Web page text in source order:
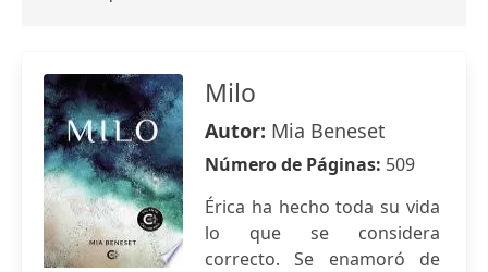
Milo
Autor: Mia Beneset
Número de Páginas: 509
Érica ha hecho toda su vida
lo que se considera
correcto. Se enamoró de